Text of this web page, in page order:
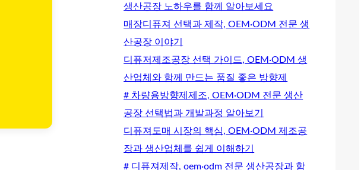
생산공장 노하우를 함께 알아보세요
매장디퓨져 선택과 제작, OEM·ODM 전문 생
산공장 이야기
디퓨저제조공장 선택 가이드, OEM·ODM 생
산업체와 함께 만드는 품질 좋은 방향제
# 차량용방향제제조, OEM·ODM 전문 생산
공장 선택법과 개발과정 알아보기
디퓨져도매 시장의 핵심, OEM·ODM 제조공
장과 생산업체를 쉽게 이해하기
# 디퓨져제작, oem·odm 전문 생산공장과 함